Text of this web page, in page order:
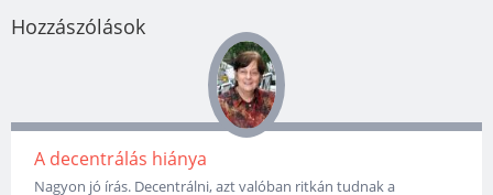
Hozzászólások
A decentrálás hiánya
Nagyon jó írás. Decentrálni, azt valóban ritkán tudnak a